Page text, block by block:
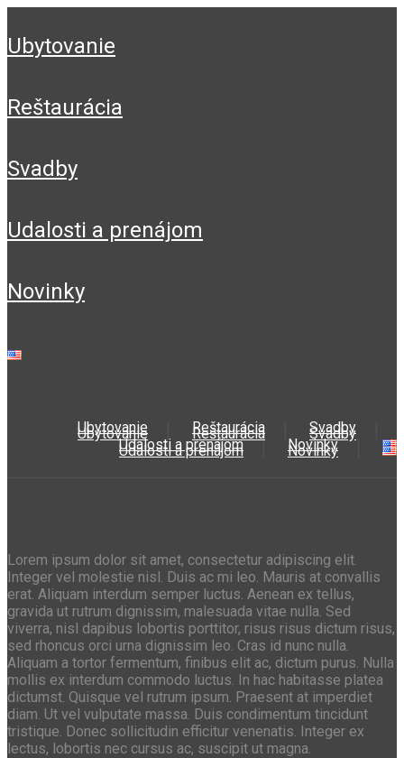
ubytovanie
reštaurácia
svadby
udalosti a prenájom
novinky
Ubytovanie Reštaurácia
Svadby
Udalosti a prenájom
Novinky
Ubytovanie Reštaurácia
Svadby
Udalosti a prenájom
Novinky
Lorem ipsum dolor sit amet, consectetur adipiscing elit.
Integer vel molestie nisl. Duis ac mi leo. Mauris at convallis
erat. Aliquam interdum semper luctus. Aenean ex tellus,
gravida ut rutrum dignissim, malesuada vitae nulla. Sed
viverra, nisl dapibus lobortis porttitor, risus risus dictum risus,
sed rhoncus orci urna dignissim leo. Cras id nunc nulla.
Aliquam a tortor fermentum, finibus elit ac, dictum purus. Nulla
mollis ex interdum commodo luctus. In hac habitasse platea
dictumst. Quisque vel rutrum ipsum. Praesent at imperdiet
diam. Ut vel vulputate massa. Duis condimentum tincidunt
tristique. Donec sollicitudin efficitur venenatis. Integer ex
lectus, lobortis nec cursus ac, suscipit ut magna.